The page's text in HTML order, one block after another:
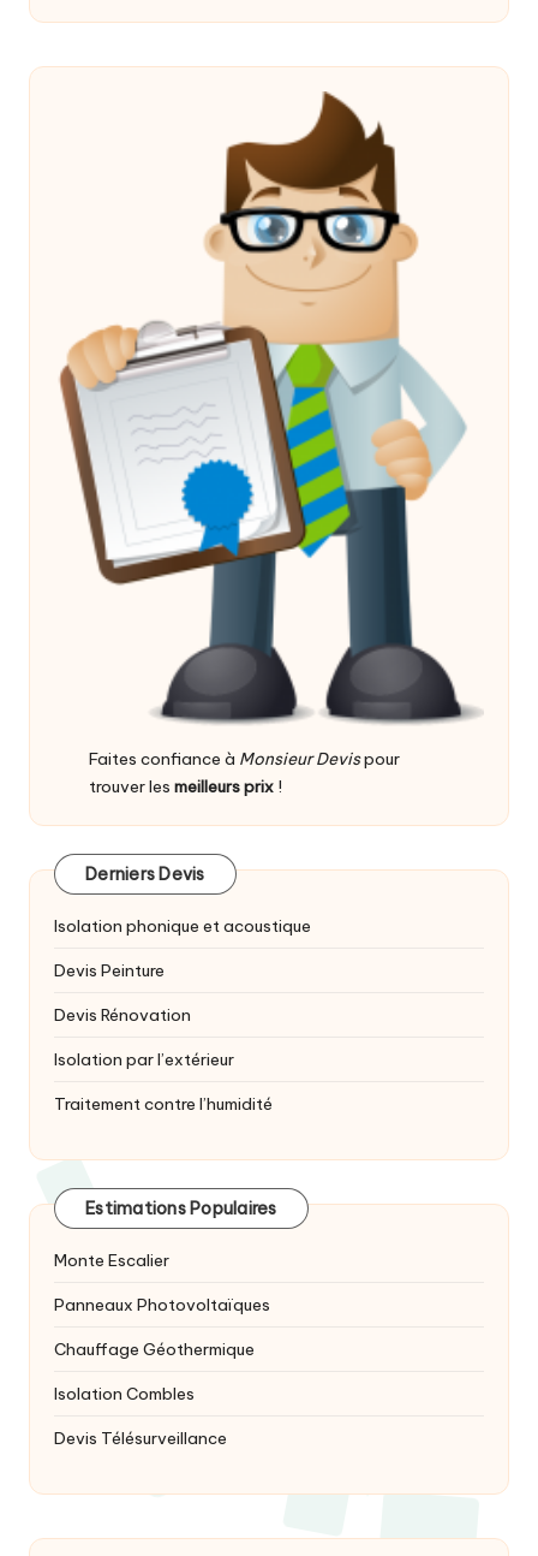
Faites confiance à Monsieur Devispour
trouver les meilleurs prix!
Derniers Devis
Isolation phonique et acoustique
Devis Peinture
Devis Rénovation
Isolation par l’extérieur
Traitement contre l’humidité
Estimations Populaires
Monte Escalier
Panneaux Photovoltaïques
Chauffage Géothermique
Isolation Combles
Devis Télésurveillance